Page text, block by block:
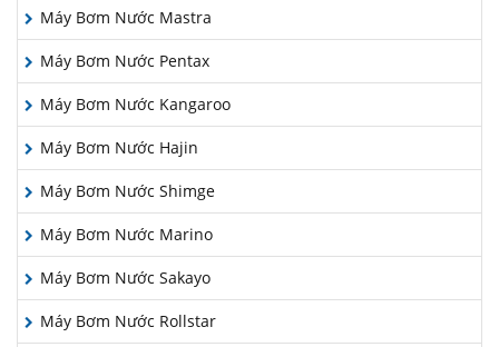
Máy Bơm Nước Mastra
Máy Bơm Nước Pentax
Máy Bơm Nước Kangaroo
Máy Bơm Nước Hajin
Máy Bơm Nước Shimge
Máy Bơm Nước Marino
Máy Bơm Nước Sakayo
Máy Bơm Nước Rollstar